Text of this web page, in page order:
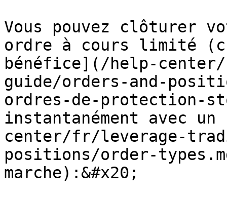
Vous pouvez clôturer
ordre à cours limité
bénéfice](/help-
guide/orders-and-
ordres-de-protection-
instantanément avec
center/fr/leverage-
positions/order-
marche):&#x20;